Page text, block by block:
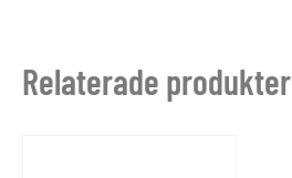
Relaterade produkter